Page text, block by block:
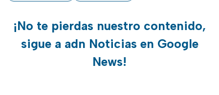
¡No te pierdas nuestro contenido,
sigue a adn Noticias en Google
News!